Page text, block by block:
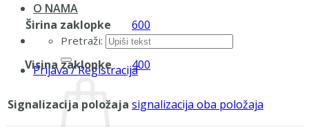
O NAMA
Pretraži:
Prijava / Registracija
Širina zaklopke 600
Visina zaklopke 400
Signalizacija položaja signalizacija oba položaja